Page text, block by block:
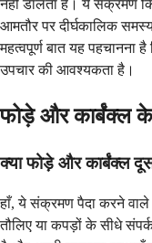
नहीं डालता है। ये संक्रमण
आमतौर पर दीर्घकालिक
महत्वपूर्ण बात यह पहचानना
उपचार की आवश्यकता है।
फोड़े और कार्बंक्ल
क्या फोड़े और कार्बंक्ल
हाँ, ये संक्रमण पैदा करने वाले
तौलिए या कपड़ों के सीधे